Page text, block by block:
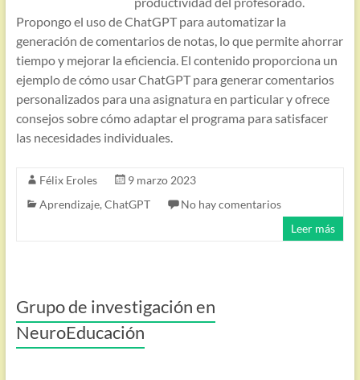
Propongo el uso de ChatGPT para automatizar la
generación de comentarios de notas, lo que permite ahorrar
tiempo y mejorar la eficiencia. El contenido proporciona un
ejemplo de cómo usar ChatGPT para generar comentarios
personalizados para una asignatura en particular y ofrece
consejos sobre cómo adaptar el programa para satisfacer
las necesidades individuales.
Félix Eroles
9 marzo 2023
Aprendizaje, ChatGPT
No hay comentarios
Leer más
Grupo de investigación en
NeuroEducación